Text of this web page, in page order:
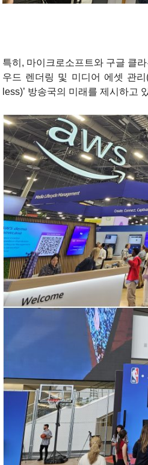
특히, 마이크로소프트와 구글 클
우드 렌더링 및 미디어 에셋 관리
less)’ 방송국의 미래를 제시하고